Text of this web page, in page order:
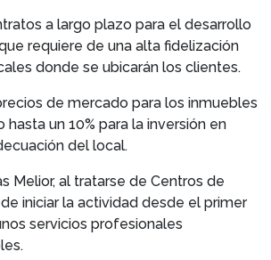
a largo plazo para el desarrollo
requiere de una alta fidelización
donde se ubicarán los clientes.
de mercado para los inmuebles
hasta un 10% para la inversión en
del local.
Melior, al tratarse de Centros de
iniciar la actividad desde el primer
servicios profesionales